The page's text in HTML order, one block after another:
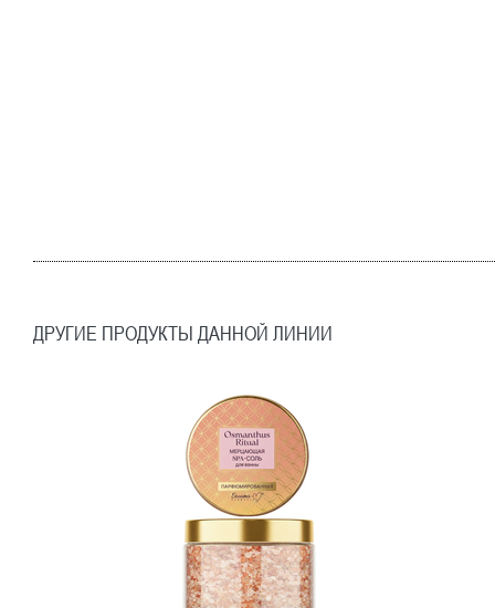
ДРУГИЕ ПРОДУКТЫ ДАННОЙ ЛИНИИ